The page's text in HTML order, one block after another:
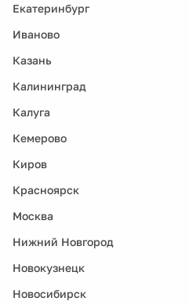
Екатеринбург
Иваново
Казань
Калининград
Калуга
Кемерово
Киров
Красноярск
Москва
Нижний Новгород
Новокузнецк
Новосибирск